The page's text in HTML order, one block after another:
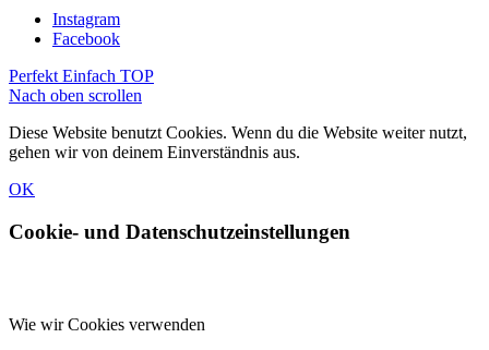
Instagram
Facebook
Perfekt Einfach TOP
Nach oben scrollen
Diese Website benutzt Cookies. Wenn du die Website weiter nutzt,
gehen wir von deinem Einverständnis aus.
OK
Cookie- und Datenschutzeinstellungen
Wie wir Cookies verwenden